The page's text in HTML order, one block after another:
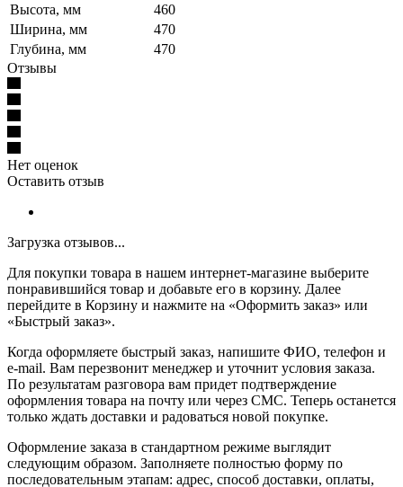
Высота, мм
460
Ширина, мм
470
Глубина, мм
470
Отзывы
Нет оценок
Оставить отзыв
Загрузка отзывов...
Для покупки товара в нашем интернет-магазине выберите
понравившийся товар и добавьте его в корзину. Далее
перейдите в Корзину и нажмите на «Оформить заказ» или
«Быстрый заказ».
Когда оформляете быстрый заказ, напишите ФИО, телефон и
e-mail. Вам перезвонит менеджер и уточнит условия заказа.
По результатам разговора вам придет подтверждение
оформления товара на почту или через СМС. Теперь останется
только ждать доставки и радоваться новой покупке.
Оформление заказа в стандартном режиме выглядит
следующим образом. Заполняете полностью форму по
последовательным этапам: адрес, способ доставки, оплаты,